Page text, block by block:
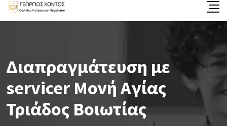
Διαπραγμάτευση με
servicer Μονή Αγίας
Τριάδος Βοιωτίας